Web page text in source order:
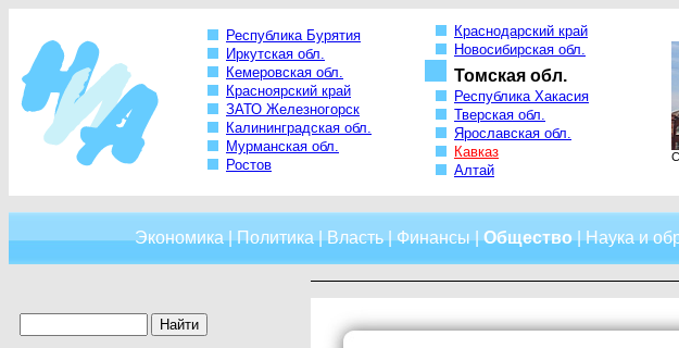
Республика Бурятия
Иркутская обл.
Кемеровская обл.
Красноярский край
ЗАТО Железногорск
Калининградская обл.
Мурманская обл.
Ростов
Краснодарский край
Новосибирская обл.
Томская обл.
Республика Хакасия
Тверская обл.
Ярославская обл.
Кавказ
Алтай
Экономика|Политика|Власть|Финансы|Общество|Наука и